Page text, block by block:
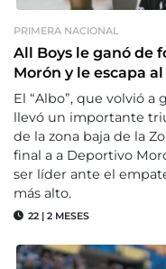
PRIMERA NACIONAL
All Boys le ganó de
Morón y le escapa
El “Albo”, que volvió a
llevó un importante
de la zona baja de la
final a a Deportivo
ser líder ante el
más alto.
22 | 2 MESES